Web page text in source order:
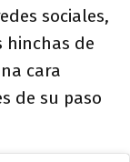
sociales,
hinchas de
cara
de su paso